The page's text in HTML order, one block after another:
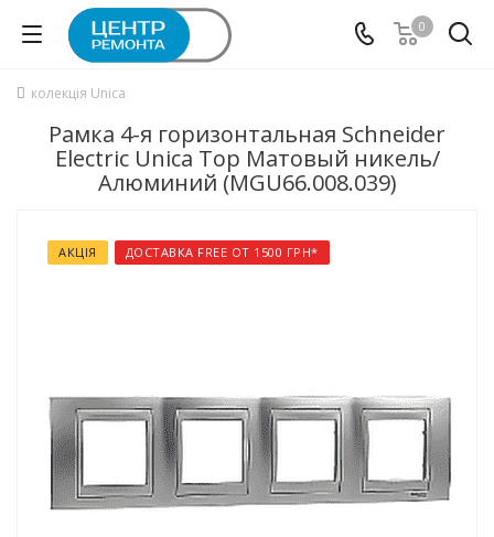
0
колекція Unica
Рамка 4-я горизонтальная Schneider
Electric Unica Top Матовый никель/
Алюминий (MGU66.008.039)
АКЦІЯ ДОСТАВКА FREE ОТ 1500 ГРН*